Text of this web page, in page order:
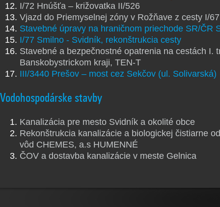
I/72 Hnúšťa – križovatka II/526
Vjazd do Priemyselnej zóny v Rožňave z cesty I/67
Stavebné úpravy na hraničnom priechode SR/ČR
I/77 Smilno - Svidník, rekonštrukcia cesty
Stavebné a bezpečnostné opatrenia na cestách I.
Banskobystrickom kraji, TEN-T
III/3440 Prešov – most cez Sekčov (ul. Solivarská)
Vodohospodárske stavby
Kanalizácia pre mesto Svidník a okolité obce
Rekonštrukcia kanalizácie a biologickej čistiarne
vôd CHEMES, a.s HUMENNÉ
ČOV a dostavba kanalizácie v meste Gelnica